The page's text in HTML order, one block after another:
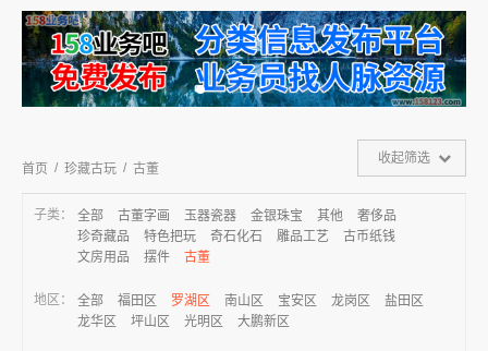
首页 / 珍藏古玩 / 古董
收起筛选
子类： 全部 古董字画 玉器瓷器 金银珠宝 其他
奢侈品
珍奇藏品
特色把玩 奇石化石 雕品工艺
古币纸钱
文房用品
摆件 古董
地区： 全部 福田区 罗湖区 南山区 宝安区 龙岗区
盐田区
龙华区
坪山区 光明区 大鹏新区